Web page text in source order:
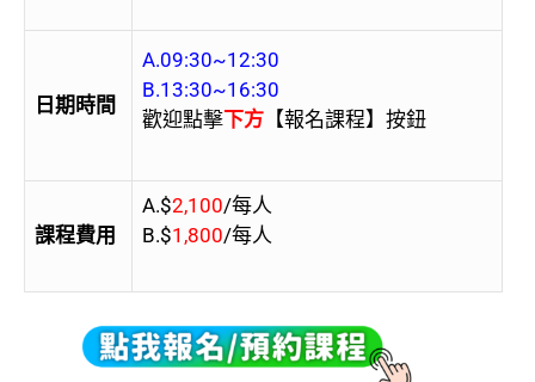
日期時間
A.09:30~12:30
B.13:30~16:30
歡迎點擊下方 【報名課程】按鈕
課程費用
A.$2,100/每人
B.$1,800/每人